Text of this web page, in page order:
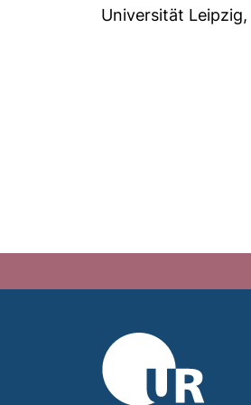
Universität